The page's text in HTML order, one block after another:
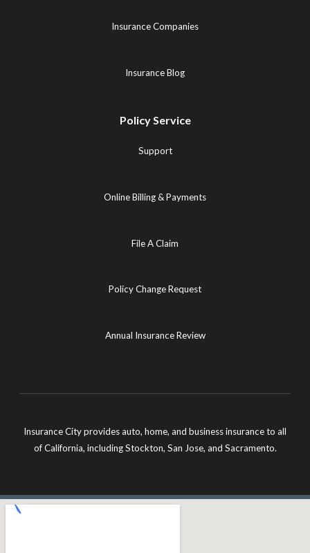
Insurance Companies
Insurance Blog
Policy Service
Support
Online Billing & Payments
File A Claim
Policy Change Request
Annual Insurance Review
Insurance City provides auto, home, and business insurance to all
of California, including Stockton, San Jose, and Sacramento.